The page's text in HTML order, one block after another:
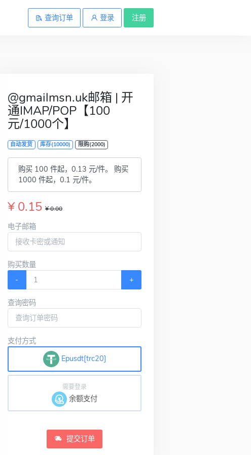
查询订单 登录 注册
@gmailmsn.uk邮箱 | 开
通IMAP/POP【100
元/1000个】
自动发货 库存(10000) 限购(2000)
购买 100 件起，0.13 元/件。 购买
1000 件起，0.1 元/件。
¥ 0.15 ¥ 0.00
电子邮箱
购买数量
-
+
查询密码
支付方式
Epusdt[trc20]
需要登录
余额支付
提交订单